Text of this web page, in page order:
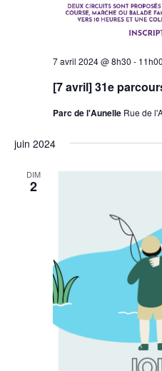
7 avril 2024 @ 8h30 - 11h00
[7 avril] 31e
Parc de l'Aunelle Rue de
juin 2024
DIM
2